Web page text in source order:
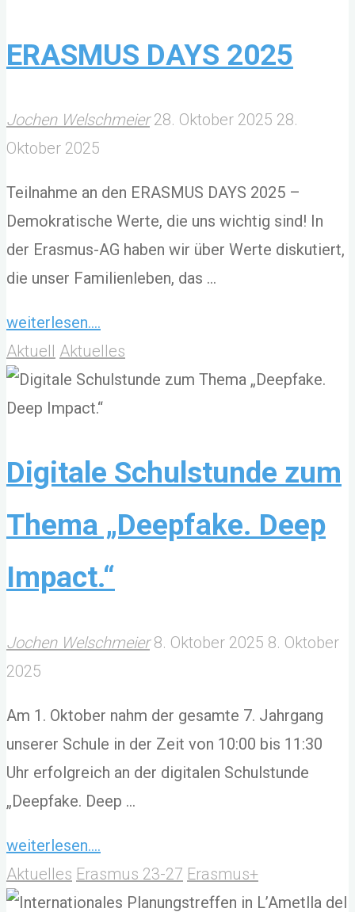
im
Gespräch
jungen
ERASMUS DAYS 2025
Jochen Welschmeier 28. Oktober 2025 28.
Oktober 2025
Teilnahme an den ERASMUS DAYS 2025 –
Demokratische Werte, die uns wichtig sind! In
der Erasmus-AG haben wir über Werte diskutiert,
die unser Familienleben, das …
weiterlesen....
DAYS
2025"
Aktuell Aktuelles
Digitale Schulstunde zum
Thema „Deepfake. Deep
Impact.“
Jochen Welschmeier 8. Oktober 2025 8. Oktober
2025
Am 1. Oktober nahm der gesamte 7. Jahrgang
unserer Schule in der Zeit von 10:00 bis 11:30
Uhr erfolgreich an der digitalen Schulstunde
„Deepfake. Deep …
weiterlesen....
Schulstunde
zum
Aktuelles Erasmus 23-27 Erasmus+